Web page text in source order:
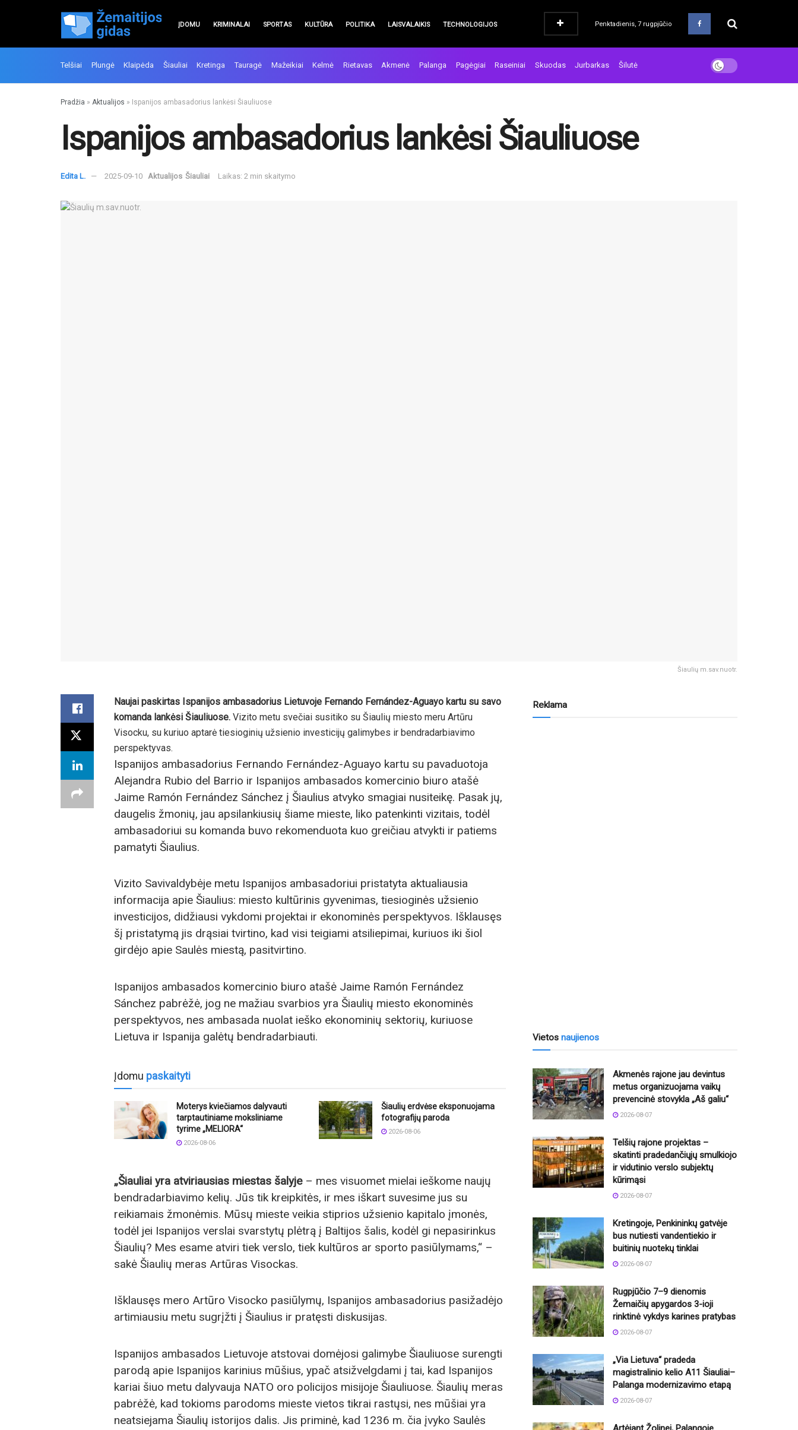
ĮDOMU KRIMINALAI SPORTAS KULTŪRA POLITIKA LAISVALAIKIS TECHNOLOGIJOS Penktadienis, 7 rugpjūčio
Telšiai Plungė Klaipėda Šiauliai Kretinga Tauragė Mažeikiai Kelmė Rietavas Akmenė Palanga Pagėgiai Raseiniai Skuodas Jurbarkas Šilutė
Pradžia » Aktualijos » Ispanijos ambasadorius lankėsi Šiauliuose
Ispanijos ambasadorius lankėsi Šiauliuose
Edita L. 2025-09-10 Aktualijos Šiauliai Laikas: 2 min skaitymo
Šiaulių m.sav.nuotr.
Naujai paskirtas Ispanijos ambasadorius Lietuvoje Fernando Fernández-Aguayo kartu su savo
komanda lankėsi Šiauliuose. Vizito metu svečiai susitiko su Šiaulių miesto meru Artūru
Visocku, su kuriuo aptarė tiesioginių užsienio investicijų galimybes ir bendradarbiavimo
perspektyvas.
Ispanijos ambasadorius Fernando Fernández-Aguayo kartu su pavaduotoja
Alejandra Rubio del Barrio ir Ispanijos ambasados komercinio biuro atašė
Jaime Ramón Fernández Sánchez į Šiaulius atvyko smagiai nusiteikę. Pasak jų,
daugelis žmonių, jau apsilankiusių šiame mieste, liko patenkinti vizitais, todėl
ambasadoriui su komanda buvo rekomenduota kuo greičiau atvykti ir patiems
pamatyti Šiaulius.
Vizito Savivaldybėje metu Ispanijos ambasadoriui pristatyta aktualiausia
informacija apie Šiaulius: miesto kultūrinis gyvenimas, tiesioginės užsienio
investicijos, didžiausi vykdomi projektai ir ekonominės perspektyvos. Išklausęs
šį pristatymą jis drąsiai tvirtino, kad visi teigiami atsiliepimai, kuriuos iki šiol
girdėjo apie Saulės miestą, pasitvirtino.
Ispanijos ambasados komercinio biuro atašė Jaime Ramón Fernández
Sánchez pabrėžė, jog ne mažiau svarbios yra Šiaulių miesto ekonominės
perspektyvos, nes ambasada nuolat ieško ekonominių sektorių, kuriuose
Lietuva ir Ispanija galėtų bendradarbiauti.
Įdomu paskaityti
Moterys kviečiamos dalyvauti
tarptautiniame moksliniame
tyrime „MELIORA“
2026-08-06
Šiaulių erdvėse eksponuojama
fotografijų paroda
2026-08-06
„Šiauliai yra atviriausias miestas šalyje– mes visuomet mielai ieškome naujų
bendradarbiavimo kelių. Jūs tik kreipkitės, ir mes iškart suvesime jus su
reikiamais žmonėmis. Mūsų mieste veikia stiprios užsienio kapitalo įmonės,
todėl jei Ispanijos verslai svarstytų plėtrą į Baltijos šalis, kodėl gi nepasirinkus
Šiaulių? Mes esame atviri tiek verslo, tiek kultūros ar sporto pasiūlymams,“ –
sakė Šiaulių meras Artūras Visockas.
Išklausęs mero Artūro Visocko pasiūlymų, Ispanijos ambasadorius pasižadėjo
artimiausiu metu sugrįžti į Šiaulius ir pratęsti diskusijas.
Ispanijos ambasados Lietuvoje atstovai domėjosi galimybe Šiauliuose surengti
parodą apie Ispanijos karinius mūšius, ypač atsižvelgdami į tai, kad Ispanijos
kariai šiuo metu dalyvauja NATO oro policijos misijoje Šiauliuose. Šiaulių meras
pabrėžė, kad tokioms parodoms mieste vietos tikrai rastųsi, nes mūšiai yra
neatsiejama Šiaulių istorijos dalis. Jis priminė, kad 1236 m. čia įvyko Saulės
Reklama
Vietos naujienos
Akmenės rajone jau devintus
metus organizuojama vaikų
prevencinė stovykla „Aš galiu“
2026-08-07
Telšių rajone projektas –
skatinti pradedančiųjų smulkiojo
ir vidutinio verslo subjektų
kūrimąsi
2026-08-07
Kretingoje, Penkininkų gatvėje
bus nutiesti vandentiekio ir
buitinių nuotekų tinklai
2026-08-07
Rugpjūčio 7–9 dienomis
Žemaičių apygardos 3-ioji
rinktinė vykdys karines pratybas
2026-08-07
„Via Lietuva“ pradeda
magistralinio kelio A11 Šiauliai–
Palanga modernizavimo etapą
2026-08-07